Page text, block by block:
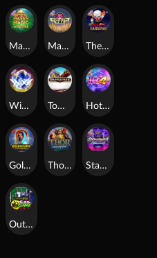
Manhattan Goes Wild
Starstruck
Golden Genie And The Walking Wilds
Mayan Magic Wildfire
WiXX
Outsourced: Slash Game
Hot 4 Cash
Tombstone
The Creepy Carnival
Thor: Hammer Time